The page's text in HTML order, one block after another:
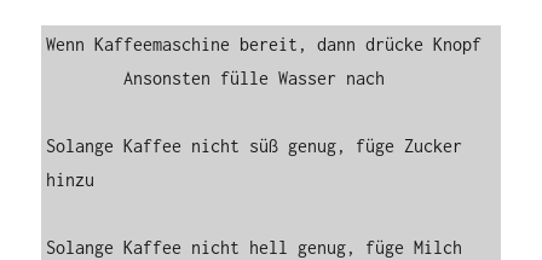
Wenn Kaffeemaschine bereit, dann drücke Knopf
	Ansonsten fülle Wasser nach
Solange Kaffee nicht süß genug, füge Zucker
hinzu
Solange Kaffee nicht hell genug, füge Milch